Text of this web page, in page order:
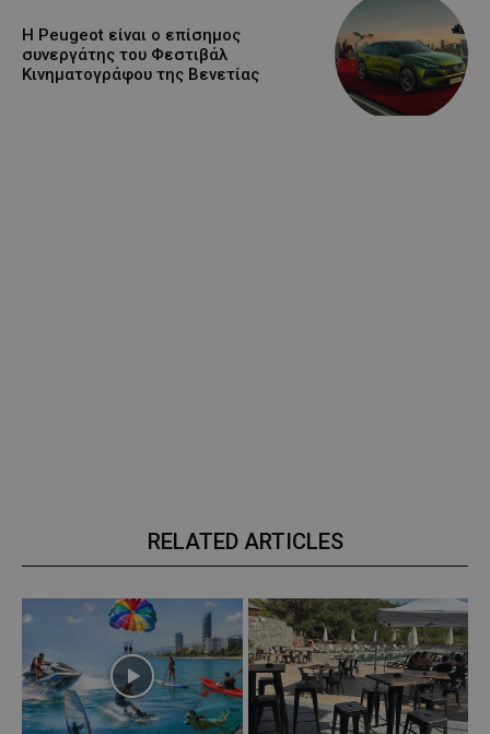
Η Peugeot είναι ο επίσημος
συνεργάτης του Φεστιβάλ
Κινηματογράφου της Βενετίας
RELATED ARTICLES